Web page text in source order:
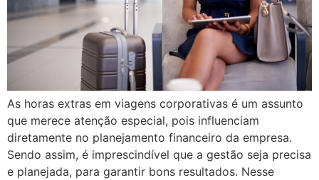
As horas extras em viagens corporativas é um assunto
que merece atenção especial, pois influenciam
diretamente no planejamento financeiro da empresa.
Sendo assim, é imprescindível que a gestão seja precisa
e planejada, para garantir bons resultados. Nesse